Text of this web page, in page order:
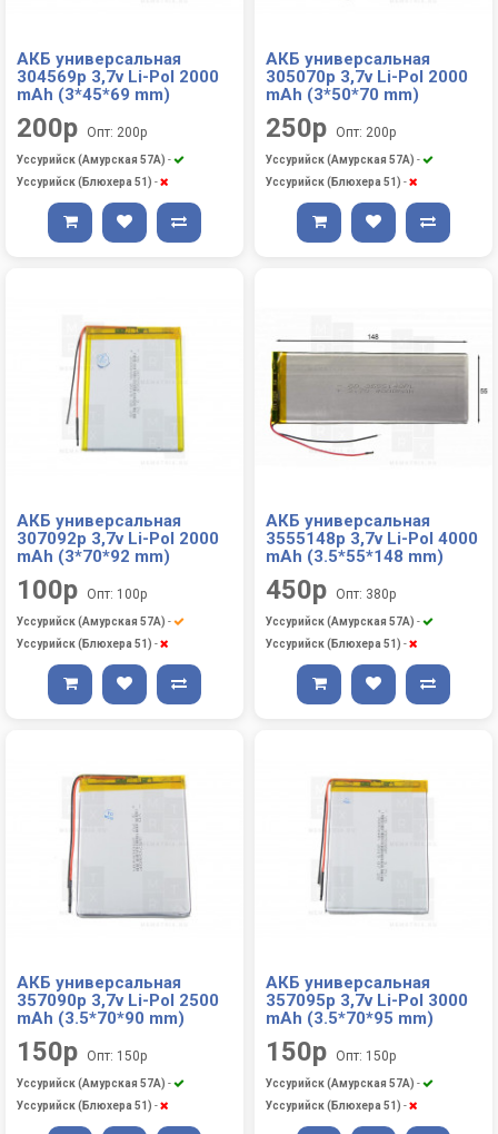
АКБ универсальная
304569p 3,7v Li-Pol 2000
mAh (3*45*69 mm)
200р Опт: 200р
Уссурийск (Амурская 57А) -
Уссурийск (Блюхера 51) -
АКБ универсальная
305070p 3,7v Li-Pol 2000
mAh (3*50*70 mm)
250р Опт: 200р
Уссурийск (Амурская 57А) -
Уссурийск (Блюхера 51) -
АКБ универсальная
307092p 3,7v Li-Pol 2000
mAh (3*70*92 mm)
100р Опт: 100р
Уссурийск (Амурская 57А) -
Уссурийск (Блюхера 51) -
АКБ универсальная
3555148p 3,7v Li-Pol 4000
mAh (3.5*55*148 mm)
450р Опт: 380р
Уссурийск (Амурская 57А) -
Уссурийск (Блюхера 51) -
АКБ универсальная
357090p 3,7v Li-Pol 2500
mAh (3.5*70*90 mm)
150р Опт: 150р
Уссурийск (Амурская 57А) -
Уссурийск (Блюхера 51) -
АКБ универсальная
357095p 3,7v Li-Pol 3000
mAh (3.5*70*95 mm)
150р Опт: 150р
Уссурийск (Амурская 57А) -
Уссурийск (Блюхера 51) -